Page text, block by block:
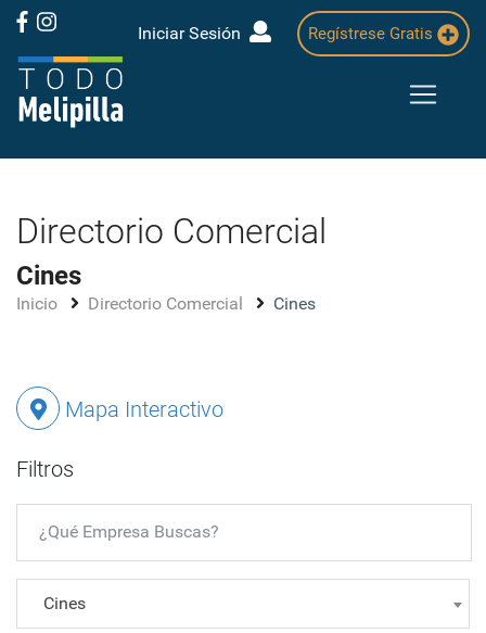
Iniciar Sesión Regístrese Gratis
Directorio Comercial
Cines
Inicio Directorio Comercial Cines
Mapa Interactivo
Filtros
Cines